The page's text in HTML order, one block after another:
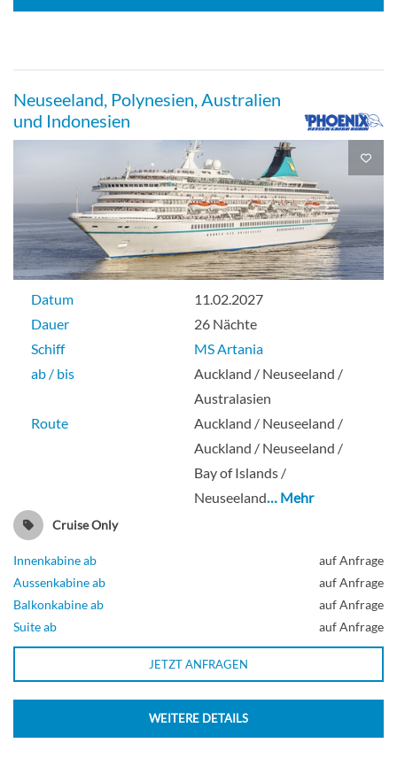
2-Bett außen-[M2]
Aussenkabine
Aussenkabine
2-Bett-Superior mit Balkon-[P2]
Neuseeland, Polynesien, Australien
und Indonesien
Datum
11.02.2027
Dauer
26 Nächte
Schiff
MS Artania
ab / bis
Auckland / Neuseeland /
Australasien
Route
Auckland / Neuseeland /
Auckland / Neuseeland /
Bay of Islands /
Neuseeland… Mehr
Cruise Only
Innenkabine ab
auf Anfrage
Aussenkabine ab
auf Anfrage
Balkonkabine ab
auf Anfrage
Suite ab
auf Anfrage
JETZT ANFRAGEN
WEITERE DETAILS